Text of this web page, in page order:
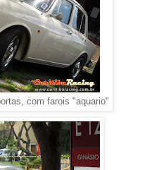
com farois "aquario"